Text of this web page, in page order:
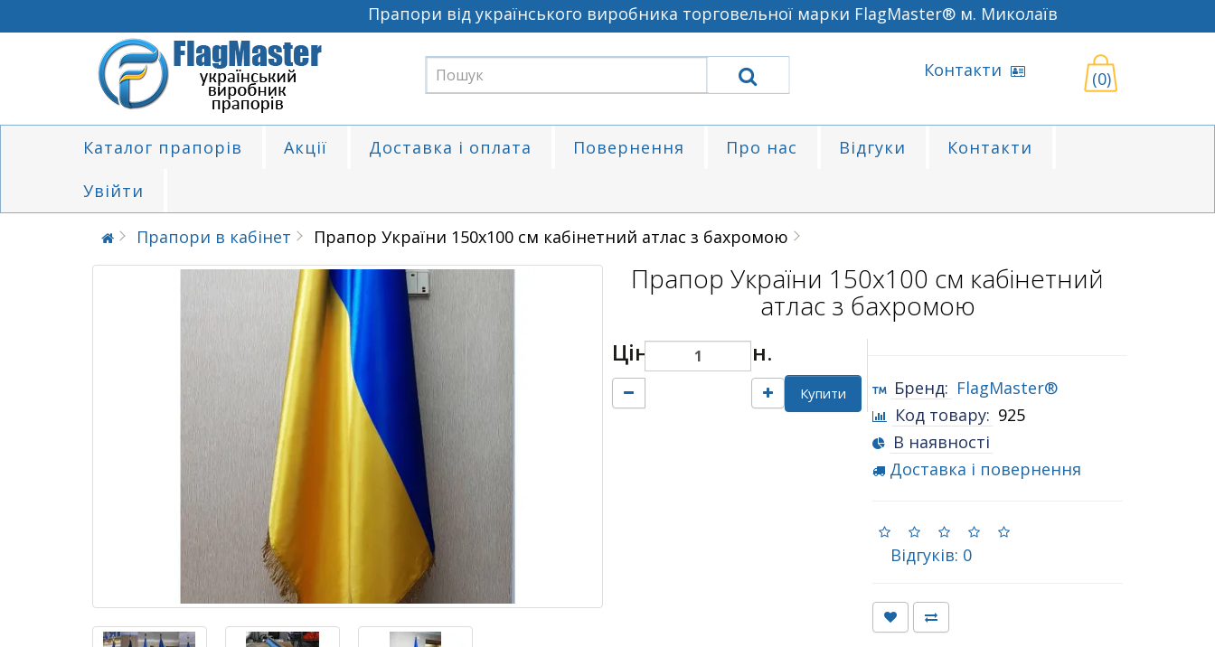
Прапори від українського виробника торговельної марки FlagMaster® м. Миколаїв
Контакти (0)
Каталог прапорів Акції Доставка і оплата Повернення Про нас Відгуки
Контакти
Увійти
Прапори в кабінет Прапор України 150х100 см кабінетний атлас з бахромою
Прапор України 150х100 см кабінетний
атлас з бахромою
Ціна:3500 грн.
Купити Бренд: FlagMaster®
Код товару: 925
В наявності
Доставка і повернення
Відгуків: 0